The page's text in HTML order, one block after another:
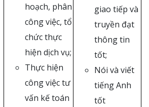
hoạch, phân
công việc, tổ
chức thực
hiện dịch vụ;
Thực hiện
công việc tư
vấn kế toán
giao tiếp và
truyền đạt
thông tin
tốt;
Nói và viết
tiếng Anh
tốt